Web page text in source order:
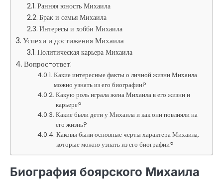
Ранняя юность Михаила
Брак и семья Михаила
Интересы и хобби Михаила
Успехи и достижения Михаила
Политическая карьера Михаила
Вопрос-ответ:
Какие интересные факты о личной жизни Михаила
можно узнать из его биографии?
Какую роль играла жена Михаила в его жизни и
карьере?
Какие были дети у Михаила и как они повлияли на
его жизнь?
Каковы были основные черты характера Михаила,
которые можно узнать из его биографии?
Биография боярского Михаила